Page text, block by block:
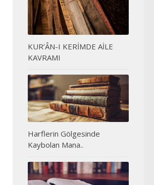
KUR’ÂN-I KERİMDE AİLE
KAVRAMI
Harflerin Gölgesinde
Kaybolan Mana..